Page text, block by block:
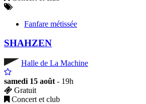
Fanfare métissée
SHAHZEN
Halle de La Machine
samedi 15 août - 19h
Gratuit
Concert et club